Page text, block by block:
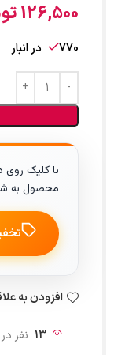
126,500
770 در انبار
با کلیک
محصول به
افزودن به
13 نفر